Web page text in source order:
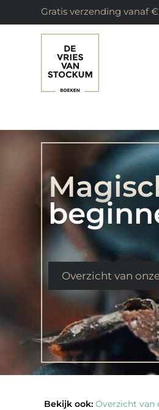
Gratis verzending vanaf
Overzicht van
Bekijk ook: Overzicht van